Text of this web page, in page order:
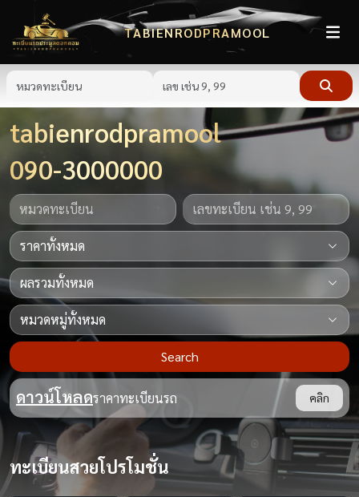
TABIENRODPRAMOOL
tabienrodpramool
090-3000000
Search
ดาวน์โหลดราคาทะเบียนรถ คลิก
ทะเบียนสวยโปรโมชั่น